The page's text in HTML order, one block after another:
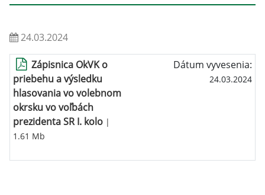
24.03.2024
Zápisnica OkVK o
priebehu a výsledku
hlasovania vo volebnom
okrsku vo voľbách
prezidenta SR I. kolo |
1.61 Mb
Dátum vyvesenia:
24.03.2024